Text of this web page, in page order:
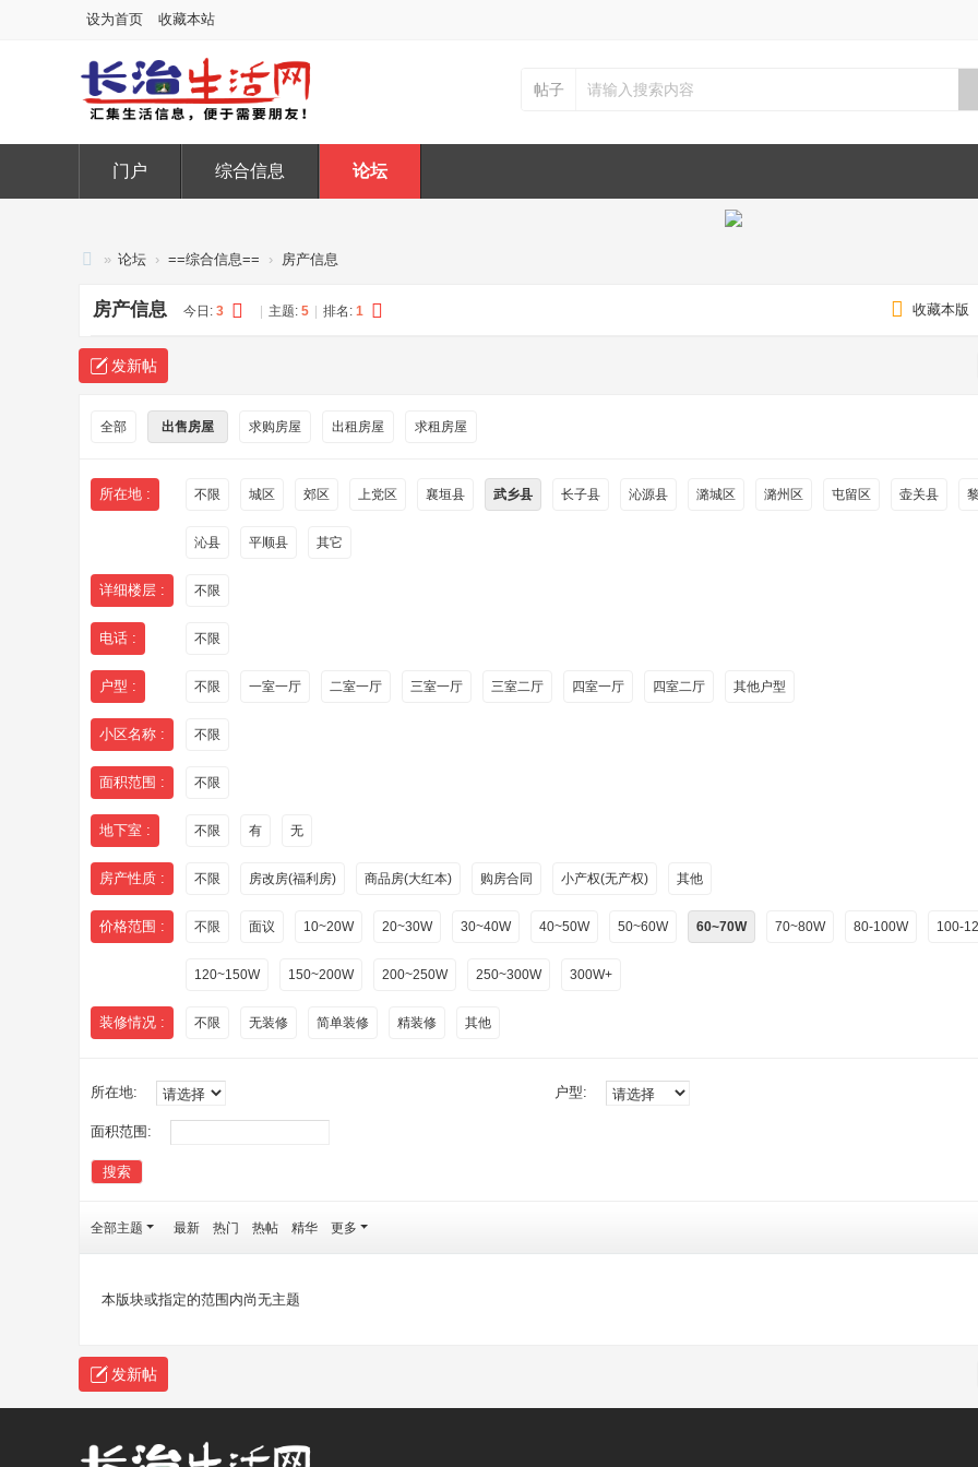
设为首页 收藏本站
帖子
门户 综合信息 论坛
治
生
活
» 论坛 › ==综合信息== › 房产信息
收藏本版
房产信息 今日: 3 主题: 5 排名: 1
发新帖
全部 出售房屋 求购房屋 出租房屋 求租房屋
所在地 : 不限 城区 郊区 上党区 襄垣县 武乡县 长子县 沁源县 潞城区 潞州区 屯留区 壶关县
沁县 平顺县 其它
详细楼层 : 不限
电话 : 不限
户型 : 不限 一室一厅 二室一厅 三室一厅 三室二厅 四室一厅 四室二厅 其他户型
小区名称 : 不限
面积范围 : 不限
地下室 : 不限 有 无
房产性质 : 不限 房改房(福利房) 商品房(大红本) 购房合同 小产权(无产权) 其他
价格范围 : 不限 面议 10~20W 20~30W 30~40W 40~50W 50~60W 60~70W 70~80W 80-100W 100-
120~150W 150~200W 200~250W 250~300W 300W+
装修情况 : 不限 无装修 简单装修 精装修 其他
所在地: 户型:
面积范围:
搜索
全部主题 最新 热门 热帖 精华 更多
本版块或指定的范围内尚无主题
发新帖